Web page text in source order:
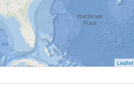
Leaflet